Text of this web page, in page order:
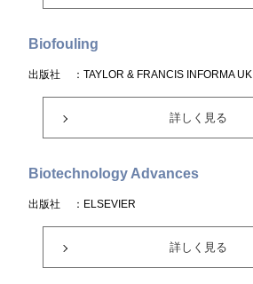
Biofouling
出版社 ：TAYLOR & FRANCIS INFORMA UK
詳しく見る
Biotechnology Advances
出版社 ：ELSEVIER
詳しく見る